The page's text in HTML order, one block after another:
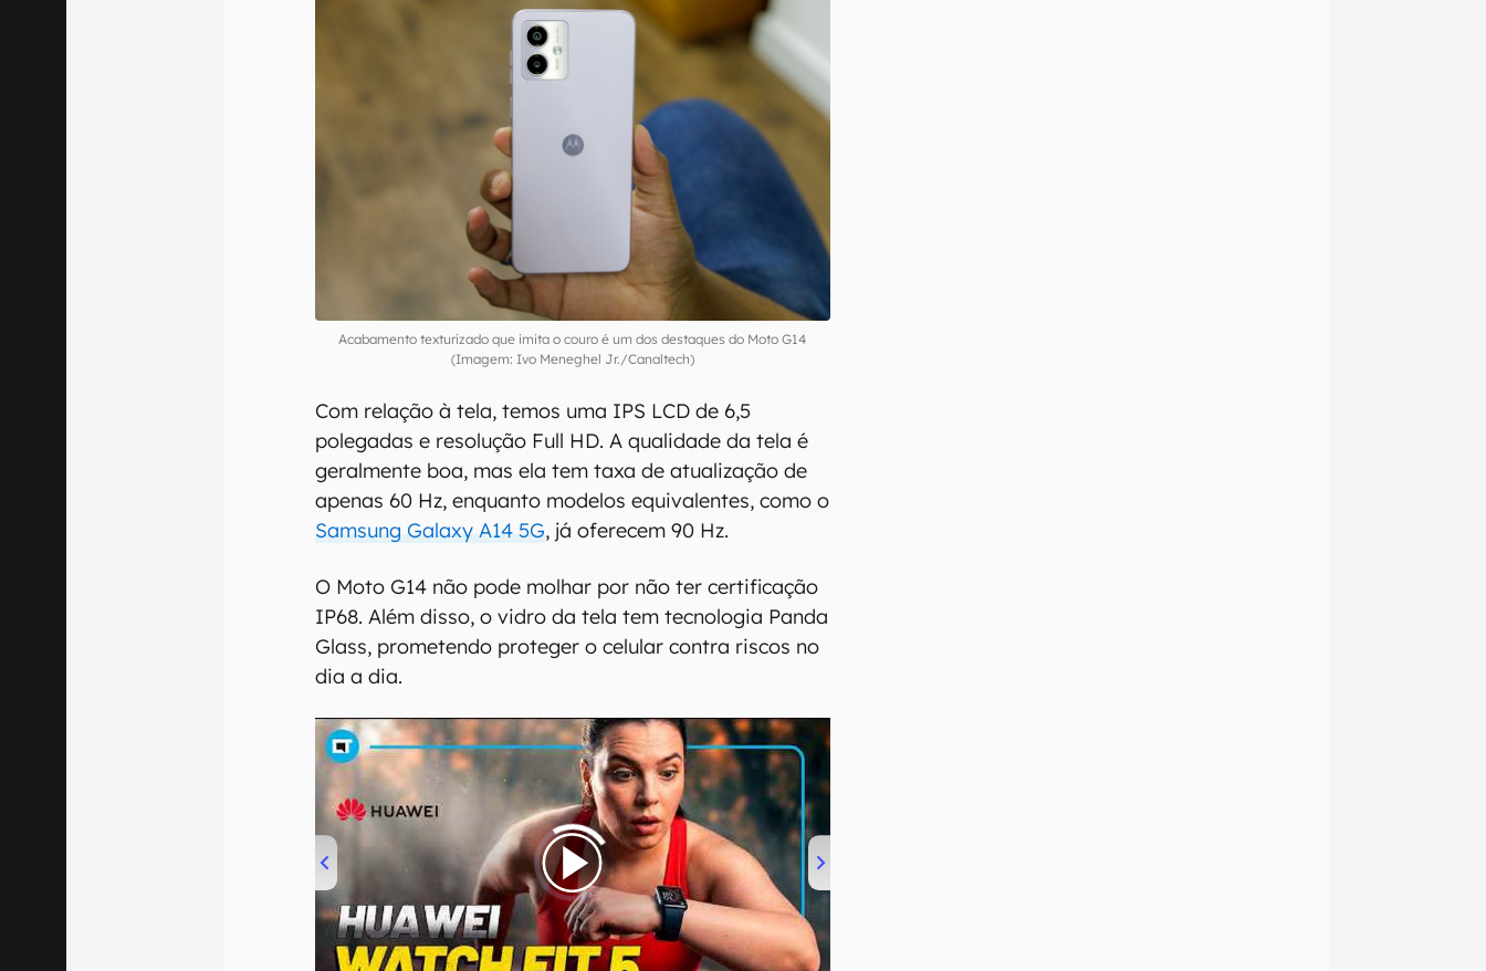
Acabamento texturizado que imita o couro é um dos destaques do Moto G14
(Imagem: Ivo Meneghel Jr./Canaltech)
Com relação à tela, temos uma IPS LCD de 6,5
polegadas e resolução Full HD. A qualidade da tela é
geralmente boa, mas ela tem taxa de atualização de
apenas 60 Hz, enquanto modelos equivalentes, como o
Samsung Galaxy A14 5G, já oferecem 90 Hz.
O Moto G14 não pode molhar por não ter certificação
IP68. Além disso, o vidro da tela tem tecnologia Panda
Glass, prometendo proteger o celular contra riscos no
dia a dia.